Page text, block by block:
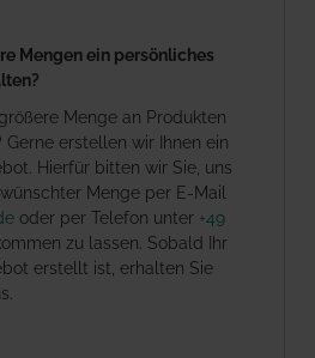
Mengen ein persönliches
Menge an Produkten
Gerne erstellen wir Ihnen ein
Hierfür bitten wir Sie, uns
Menge per E-Mail
oder per Telefon unter +49
zu lassen. Sobald Ihr
erstellt ist, erhalten Sie